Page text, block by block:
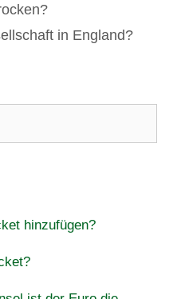
in England?
hinzufügen?